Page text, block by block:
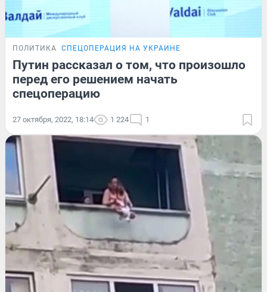
ПОЛИТИКА СПЕЦОПЕРАЦИЯ НА УКРАИНЕ
Путин рассказал о том, что произошло
перед его решением начать
спецоперацию
27 октября, 2022, 18:14 1 224 1